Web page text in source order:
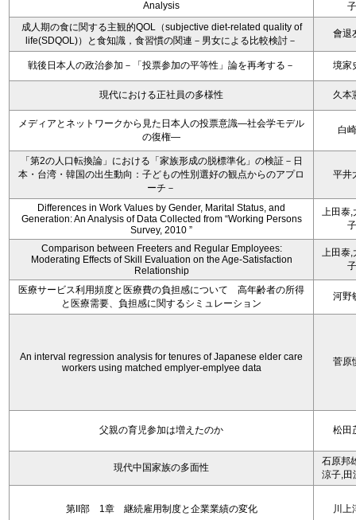
Analysis
子
成人期の食に関する主観的QOL（subjective diet-related quality of
life(SDQOL)）と食知識，食習慣の関連－男女による比較検討－
會退
戦後日本人の政治参加－「投票参加の平等性」論を再考する－ 境家
現代における正社員の多様性 久本
メディアとネットワークから見た日本人の投票意識―社会学モデル
の復権―
白
「第2の人口転換論」における「家族形成の脱標準化」の検証－日
本・台湾・韓国の出生動向：子どもの性別選好の観点からのアプロ
ーチ－
平井
Differences in Work Values by Gender, Marital Status, and
Generation: An Analysis of Data Collected from “Working Persons
Survey, 2010 ”
上田泰,
子
Comparison between Freeters and Regular Employees:
Moderating Effects of Skill Evaluation on the Age-Satisfaction
Relationship
上田泰,
子
医療サービス利用頻度と医療費の負担感について 高年齢者の所得
と医療需要、負担感に関するシミュレーション
河野
An interval regression analysis for tenures of Japanese elder care
workers using matched emplyer-emplyee data
菅原
父親の育児参加は増えたのか 松田
現代中国家族の多面性
石原邦
涼子,田
第II部 1章 継続雇用制度と企業業績の変化 川上